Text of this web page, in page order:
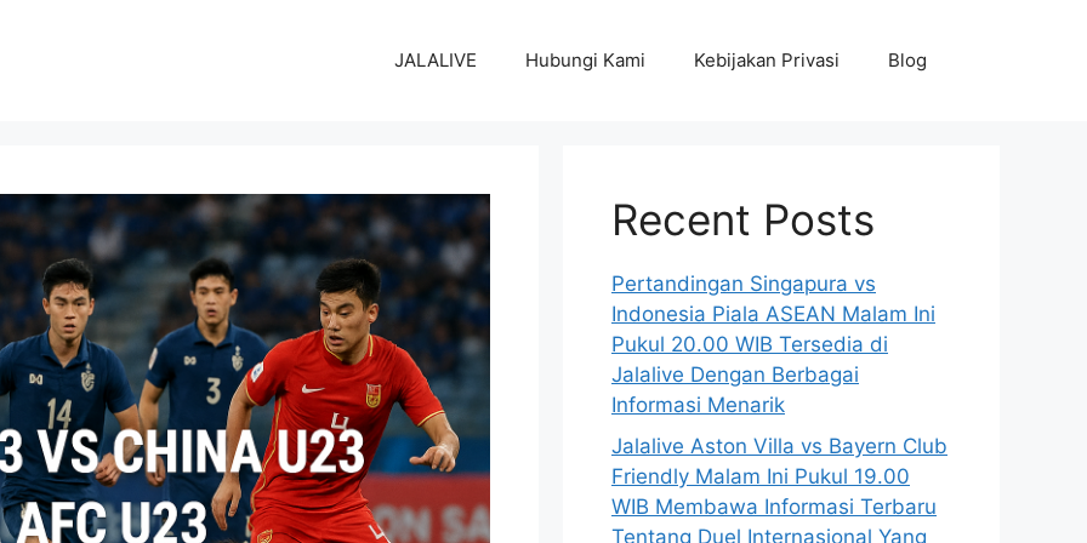
JALALIVE Hubungi Kami Kebijakan Privasi Blog
Recent Posts
Pertandingan Singapura vs
Indonesia Piala ASEAN Malam Ini
Pukul 20.00 WIB Tersedia di
Jalalive Dengan Berbagai
Informasi Menarik
Jalalive Aston Villa vs Bayern Club
Friendly Malam Ini Pukul 19.00
WIB Membawa Informasi Terbaru
Tentang Duel Internasional Yang